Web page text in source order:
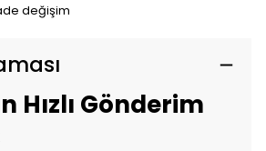
değişim
Hızlı Gönderim